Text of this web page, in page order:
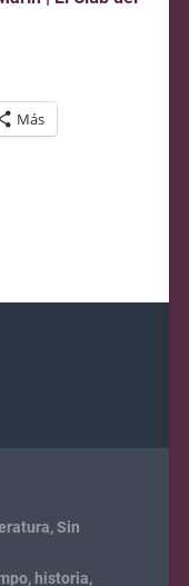
Más
,Sin
,historia,